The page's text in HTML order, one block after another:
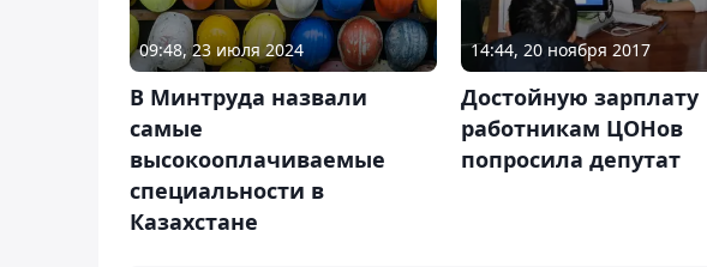
09:48, 23 июля 2024
В Минтруда назвали
самые
высокооплачиваемые
специальности в
Казахстане
14:44, 20 ноября 2017
Достойную зарплату
работникам ЦОНов
попросила депутат